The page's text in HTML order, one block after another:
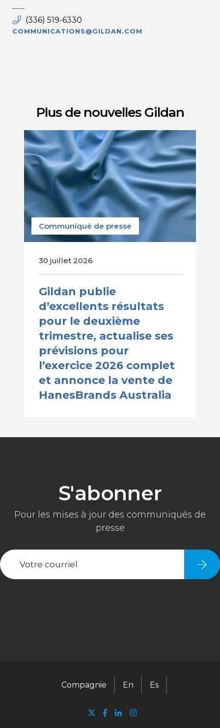
(336) 519-6330
COMMUNICATIONS@GILDAN.COM
Plus de nouvelles Gildan
Communiqué de presse
30 juillet 2026
Gildan publie
d’excellents résultats
pour le deuxième
trimestre, actualise ses
prévisions pour
l’exercice 2026 complet
et annonce la vente de
HanesBrands Australia
Compagnie En Es